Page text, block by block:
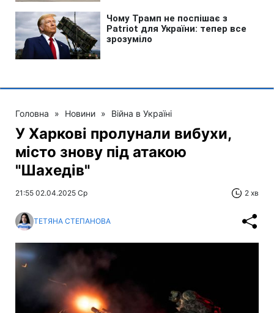
Головна » Новини » Війна в Україні
У Харкові пролунали вибухи,
місто знову під атакою
"Шахедів"
21:55 02.04.2025 Ср 2 хв
ТЕТЯНА СТЕПАНОВА